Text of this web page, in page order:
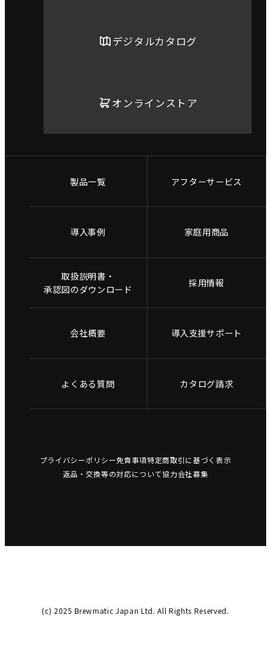
デジタルカタログ
オンラインストア
製品一覧 アフターサービス
導入事例 家庭用商品
取扱説明書・
承認図のダウンロード
採用情報
会社概要 導入支援サポート
よくある質問 カタログ請求
プライバシーポリシー免責事項特定商取引に基づく表示
返品・交換等の対応について協力会社募集
(c) 2025 Brewmatic Japan Ltd. All Rights Reserved.